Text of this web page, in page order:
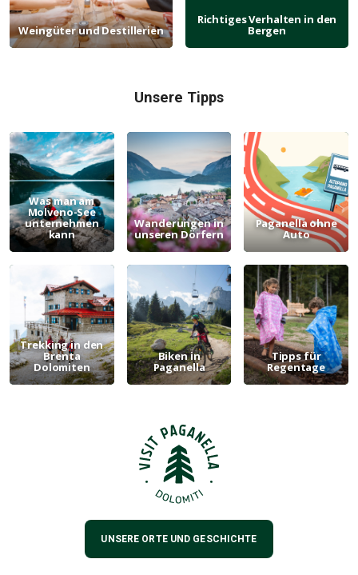
Weingüter und Destillerien
Richtiges Verhalten in den
Bergen
Unsere Tipps
Was man am
Molveno-See
unternehmen
kann
Wanderungen in
unseren Dörfern
Paganella ohne
Auto
Trekking in den
Brenta
Dolomiten
Biken in
Paganella
Tipps für
Regentage
UNSERE ORTE UND GESCHICHTE